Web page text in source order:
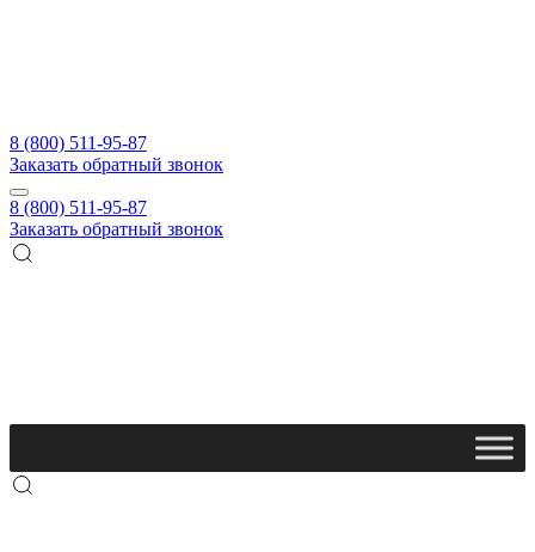
8 (800) 511-95-87
Заказать обратный звонок
8 (800) 511-95-87
Заказать обратный звонок